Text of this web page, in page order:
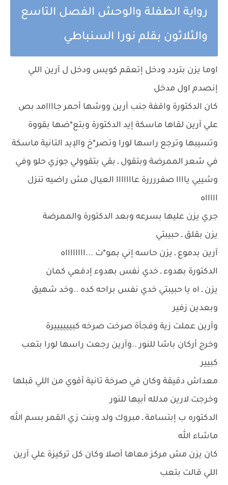
رواية الطفلة والوحش الفصل التاسع
والثلاثون بقلم نورا السنباطي
اوما يزن بتردد ودخل إتعقم كويس ودخل ل آرين اللي
إنصدم اول مدخل
كان الدكتورة واقفة جنب آرين ووشها أحمر جاااامد بص
علي آرين لقاها ماسكة إيد الدكتورة وبتع*ضها بقووة
وتسيبها وترجع راسها لورا وتصر*خ والإيد التانية ماسكة
في شعر الممرضة وبتقول ـ بقي بتقوولي جوزي حلو وفي
وشييي ياااا صفررررة عااااااا العيال مش راضيه تنزل
اااااه
جري يزن عليها بسرعه وبعد الدكتورة والممرضة
يزن بقلق ـ حبيبتي
آرين بدموع ـ يزن حاسه إني بمو*ت ...ااااااااه
الدكتورة بهدوء ـ خدي نفس بهدوء إدفعي كمان
يزن ـ اه يا حبيبتي خدي نفس براحه كده ..وخد شهيق
وبعدين زفير
وأرين عملت زية وفجأة صرخت صرخه كبييييييرة
وخرج أركان باشا للنور ..وآرين رجعت راسها لورا بتعب
كبيير
معداش دقيقة وكان في صرخة تانية أقوي من اللي قبلها
وخرجت لارين مدلله أبيها للنور
الدكتوره ب إبتسامة ـ مبروك ولد وبنت زي القمر بسم الله
ماشاء الله
كان يزن مش مركز معاها أصلا وكان كل تركيزة علي آرين
اللي قالت بتعب